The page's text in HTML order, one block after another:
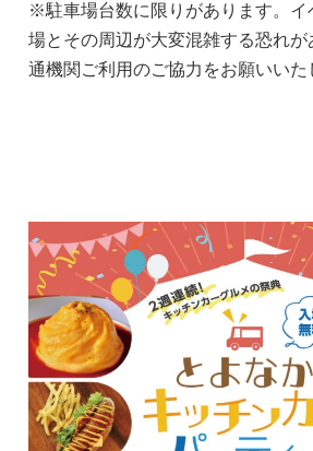
※駐車場台数に限りがあります。イ
場とその周辺が大変混雑する恐れが
通機関ご利用のご協力をお願いいた